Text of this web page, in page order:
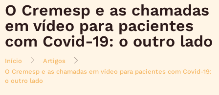
O Cremesp e as chamadas
em vídeo para pacientes
com Covid-19: o outro lado
Início
Artigos
O Cremesp e as chamadas em vídeo para pacientes com Covid-19:
o outro lado